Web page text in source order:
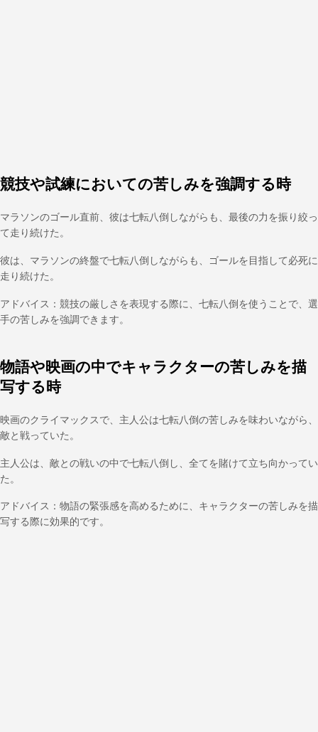
競技や試練においての苦しみを強調する時
マラソンのゴール直前、彼は七転八倒しながらも、最後の力を振り絞っ
て走り続けた。
彼は、マラソンの終盤で七転八倒しながらも、ゴールを目指して必死に
走り続けた。
アドバイス：競技の厳しさを表現する際に、七転八倒を使うことで、選
手の苦しみを強調できます。
物語や映画の中でキャラクターの苦しみを描
写する時
映画のクライマックスで、主人公は七転八倒の苦しみを味わいながら、
敵と戦っていた。
主人公は、敵との戦いの中で七転八倒し、全てを賭けて立ち向かってい
た。
アドバイス：物語の緊張感を高めるために、キャラクターの苦しみを描
写する際に効果的です。